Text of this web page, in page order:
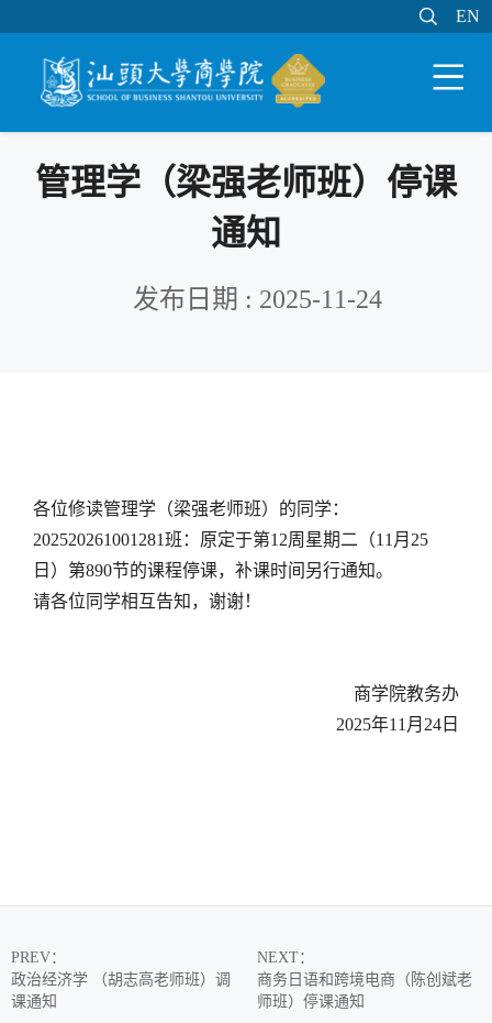
 EN
 EN

管理学（梁强老师班）停课
通知
发布日期 : 2025-11-24
各位修读管理学（梁强老师班）的同学：
202520261001281班：原定于第12周星期二（11月25
日）第890节的课程停课，补课时间另行通知。
请各位同学相互告知，谢谢！
商学院教务办
2025年11月24日
PREV：
政治经济学 （胡志高老师班）调
课通知
NEXT：
商务日语和跨境电商（陈创斌老
师班）停课通知